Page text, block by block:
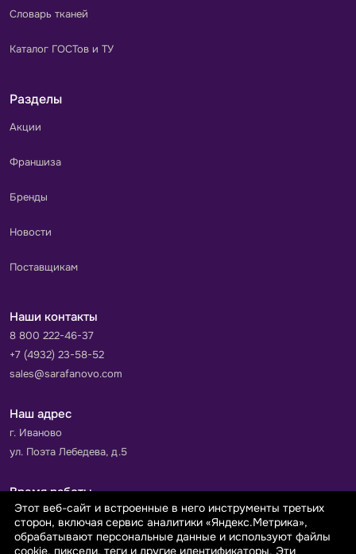
Словарь тканей
Каталог ГОСТов и ТУ
Разделы
Акции
Франшиза
Бренды
Новости
Поставщикам
Наши контакты
8 800 222-46-37
+7 (4932) 23-58-52
sales@sarafanovo.com
Наш адрес
г. Иваново
ул. Поэта Лебедева, д.5
Время работы
Пн-Пт с 9.00 до 18.00
Сб-Вс: выходной
Этот веб-сайт и встроенные в него инструменты третьих
сторон, включая сервис аналитики «Яндекс.Метрика»,
обрабатывают персональные данные и используют файлы
cookie, пиксели, теги и другие идентификаторы. Эти